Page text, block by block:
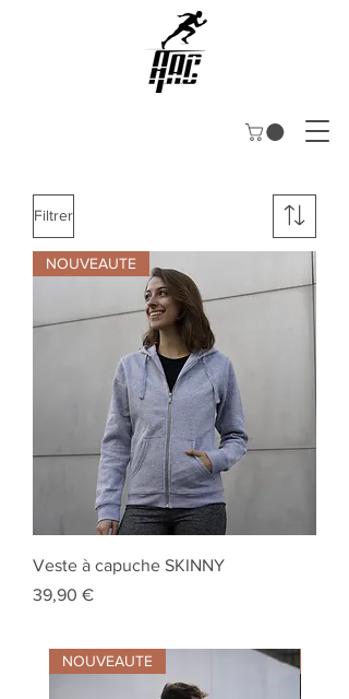
Filtrer
NOUVEAUTE
Veste à capuche SKINNY
Prix
39,90 €
NOUVEAUTE